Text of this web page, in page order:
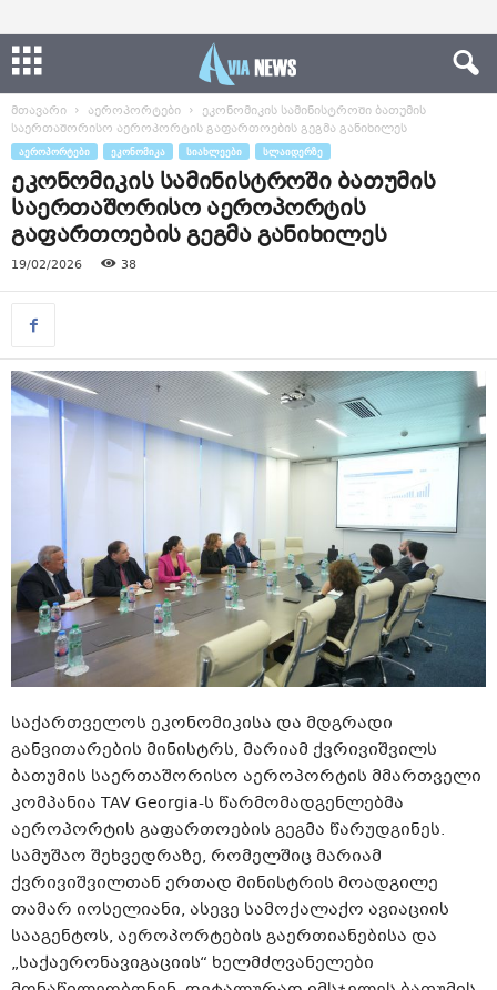
მთავარი აეროპორტები
ეკონომიკის სამინისტროში ბათუმის
საერთაშორისო აეროპორტის გაფართოების გეგმა განიხილეს
ᲐᲔᲠᲝᲞᲝᲠᲢᲔᲑᲘ ᲔᲙᲝᲜᲝᲛᲘᲙᲐ ᲡᲘᲐᲮᲚᲔᲔᲑᲘ ᲡᲚᲐᲘᲓᲔᲠᲖᲔ
ეკონომიკის სამინისტროში ბათუმის
საერთაშორისო აეროპორტის
გაფართოების გეგმა განიხილეს
19/02/2026 38
საქართველოს ეკონომიკისა და მდგრადი
განვითარების მინისტრს, მარიამ ქვრივიშვილს
ბათუმის საერთაშორისო აეროპორტის მმართველი
კომპანია TAV Georgia-ს წარმომადგენლებმა
აეროპორტის გაფართოების გეგმა წარუდგინეს.
სამუშაო შეხვედრაზე, რომელშიც მარიამ
ქვრივიშვილთან ერთად მინისტრის მოადგილე
თამარ იოსელიანი, ასევე სამოქალაქო ავიაციის
სააგენტოს, აეროპორტების გაერთიანებისა და
„საქაერონავიგაციის“ ხელმძღვანელები